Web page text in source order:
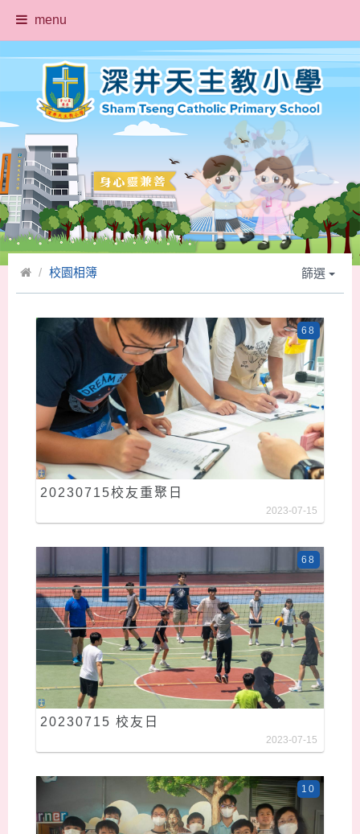
menu
校園相簿 篩選
20230715校友重聚日
68
2023-07-15
20230715 校友日
68
2023-07-15
10